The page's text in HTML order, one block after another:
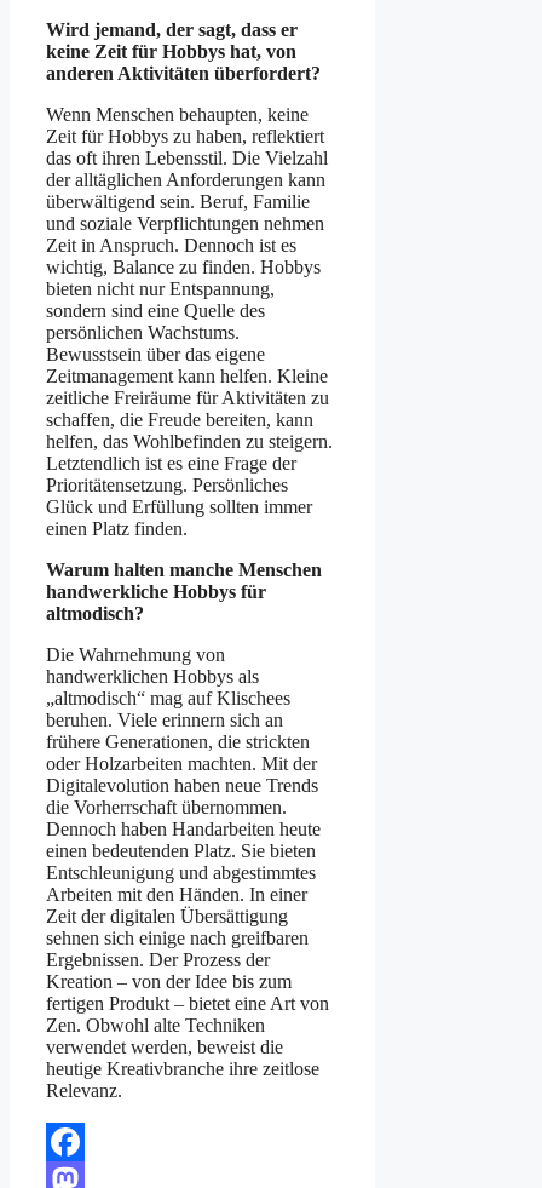
Wird jemand, der sagt, dass er
keine Zeit für Hobbys hat, von
anderen Aktivitäten überfordert?
Wenn Menschen behaupten, keine
Zeit für Hobbys zu haben, reflektiert
das oft ihren Lebensstil. Die Vielzahl
der alltäglichen Anforderungen kann
überwältigend sein. Beruf, Familie
und soziale Verpflichtungen nehmen
Zeit in Anspruch. Dennoch ist es
wichtig, Balance zu finden. Hobbys
bieten nicht nur Entspannung,
sondern sind eine Quelle des
persönlichen Wachstums.
Bewusstsein über das eigene
Zeitmanagement kann helfen. Kleine
zeitliche Freiräume für Aktivitäten zu
schaffen, die Freude bereiten, kann
helfen, das Wohlbefinden zu steigern.
Letztendlich ist es eine Frage der
Prioritätensetzung. Persönliches
Glück und Erfüllung sollten immer
einen Platz finden.
Warum halten manche Menschen
handwerkliche Hobbys für
altmodisch?
Die Wahrnehmung von
handwerklichen Hobbys als
„altmodisch“ mag auf Klischees
beruhen. Viele erinnern sich an
frühere Generationen, die strickten
oder Holzarbeiten machten. Mit der
Digitalevolution haben neue Trends
die Vorherrschaft übernommen.
Dennoch haben Handarbeiten heute
einen bedeutenden Platz. Sie bieten
Entschleunigung und abgestimmtes
Arbeiten mit den Händen. In einer
Zeit der digitalen Übersättigung
sehnen sich einige nach greifbaren
Ergebnissen. Der Prozess der
Kreation – von der Idee bis zum
fertigen Produkt – bietet eine Art von
Zen. Obwohl alte Techniken
verwendet werden, beweist die
heutige Kreativbranche ihre zeitlose
Relevanz.
Facebook